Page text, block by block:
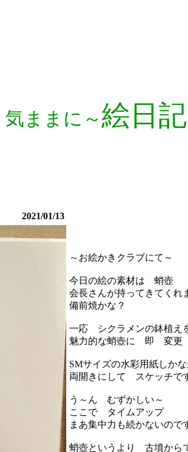
気ままに～絵日記
2021/01/13
～お絵かきクラブにて～
今日の絵の素材は 蛸壺
会長さんが持ってきてくれ
備前焼かな？
一応 シクラメンの鉢植え
魅力的な蛸壺に 即 変更
SMサイズの水彩用紙しか
両開きにして スケッチで
う～ん むずかしい～
ここで タイムアップ
まあ集中力も続かないので
蛸壺というより 古墳から